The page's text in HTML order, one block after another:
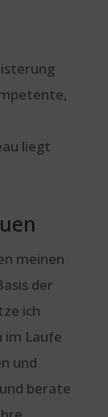
liegt
meinen
der
ich
im Laufe
und
berate